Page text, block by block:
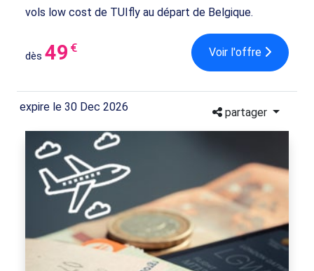
vols low cost de TUIfly au départ de Belgique.
dès 49 € Voir l'offre
expire le 30 Dec 2026 partager